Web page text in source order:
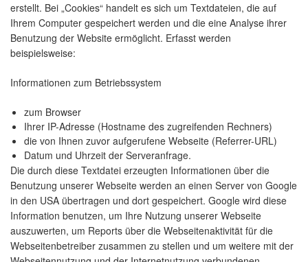
erstellt. Bei „Cookies“ handelt es sich um Textdateien, die auf
Ihrem Computer gespeichert werden und die eine Analyse ihrer
Benutzung der Website ermöglicht. Erfasst werden
beispielsweise:
Informationen zum Betriebssystem
zum Browser
Ihrer IP-Adresse (Hostname des zugreifenden Rechners)
die von Ihnen zuvor aufgerufene Webseite (Referrer-URL)
Datum und Uhrzeit der Serveranfrage.
Die durch diese Textdatei erzeugten Informationen über die
Benutzung unserer Webseite werden an einen Server von Google
in den USA übertragen und dort gespeichert. Google wird diese
Information benutzen, um Ihre Nutzung unserer Webseite
auszuwerten, um Reports über die Webseitenaktivität für die
Webseitenbetreiber zusammen zu stellen und um weitere mit der